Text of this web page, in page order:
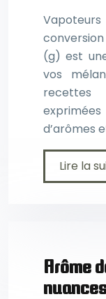
(g) est
vos
recettes
d’arômes
Lire la
Arôme